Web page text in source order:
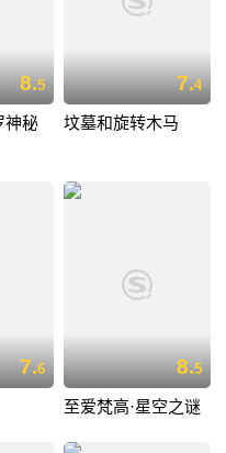
8.5
神秘
7.4
坟墓和旋转木马
7.6 8.5
至爱梵高·星空之谜